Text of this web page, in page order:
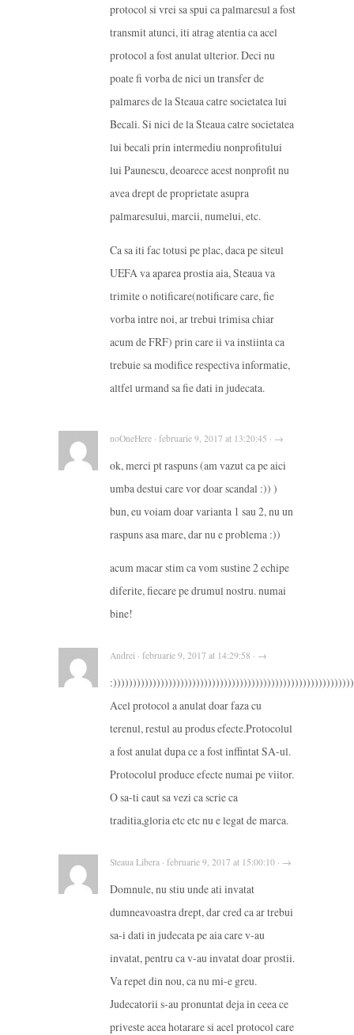
protocol si vrei sa spui ca palmaresul a fost
transmit atunci, iti atrag atentia ca acel
protocol a fost anulat ulterior. Deci nu
poate fi vorba de nici un transfer de
palmares de la Steaua catre societatea lui
Becali. Si nici de la Steaua catre societatea
lui becali prin intermediu nonprofitului
lui Paunescu, deoarece acest nonprofit nu
avea drept de proprietate asupra
palmaresului, marcii, numelui, etc.
Ca sa iti fac totusi pe plac, daca pe siteul
UEFA va aparea prostia aia, Steaua va
trimite o notificare(notificare care, fie
vorba intre noi, ar trebui trimisa chiar
acum de FRF) prin care ii va instiinta ca
trebuie sa modifice respectiva informatie,
altfel urmand sa fie dati in judecata.
noOneHere · februarie 9, 2017 at 13:20:45 · →
ok, merci pt raspuns (am vazut ca pe aici
umba destui care vor doar scandal :)) )
bun, eu voiam doar varianta 1 sau 2, nu un
raspuns asa mare, dar nu e problema :))
acum macar stim ca vom sustine 2 echipe
diferite, fiecare pe drumul nostru. numai
bine!
Andrei · februarie 9, 2017 at 14:29:58 · →
Acel protocol a anulat doar faza cu
terenul, restul au produs efecte.Protocolul
a fost anulat dupa ce a fost inffintat SA-ul.
Protocolul produce efecte numai pe viitor.
O sa-ti caut sa vezi ca scrie ca
traditia,gloria etc etc nu e legat de marca.
Steaua Libera · februarie 9, 2017 at 15:00:10 · →
Domnule, nu stiu unde ati invatat
dumneavoastra drept, dar cred ca ar trebui
sa-i dati in judecata pe aia care v-au
invatat, pentru ca v-au invatat doar prostii.
Va repet din nou, ca nu mi-e greu.
Judecatorii s-au pronuntat deja in ceea ce
priveste acea hotarare si acel protocol care